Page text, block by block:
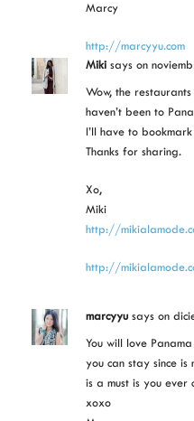
Marcy
http://marcyyu.com
Miki says on
Wow, the
haven’t been to
I’ll have to
Thanks for sharing.
Xo,
Miki
http://
http://
marcyyu says on
You will love
you can stay since
is a must is you ever
xoxo